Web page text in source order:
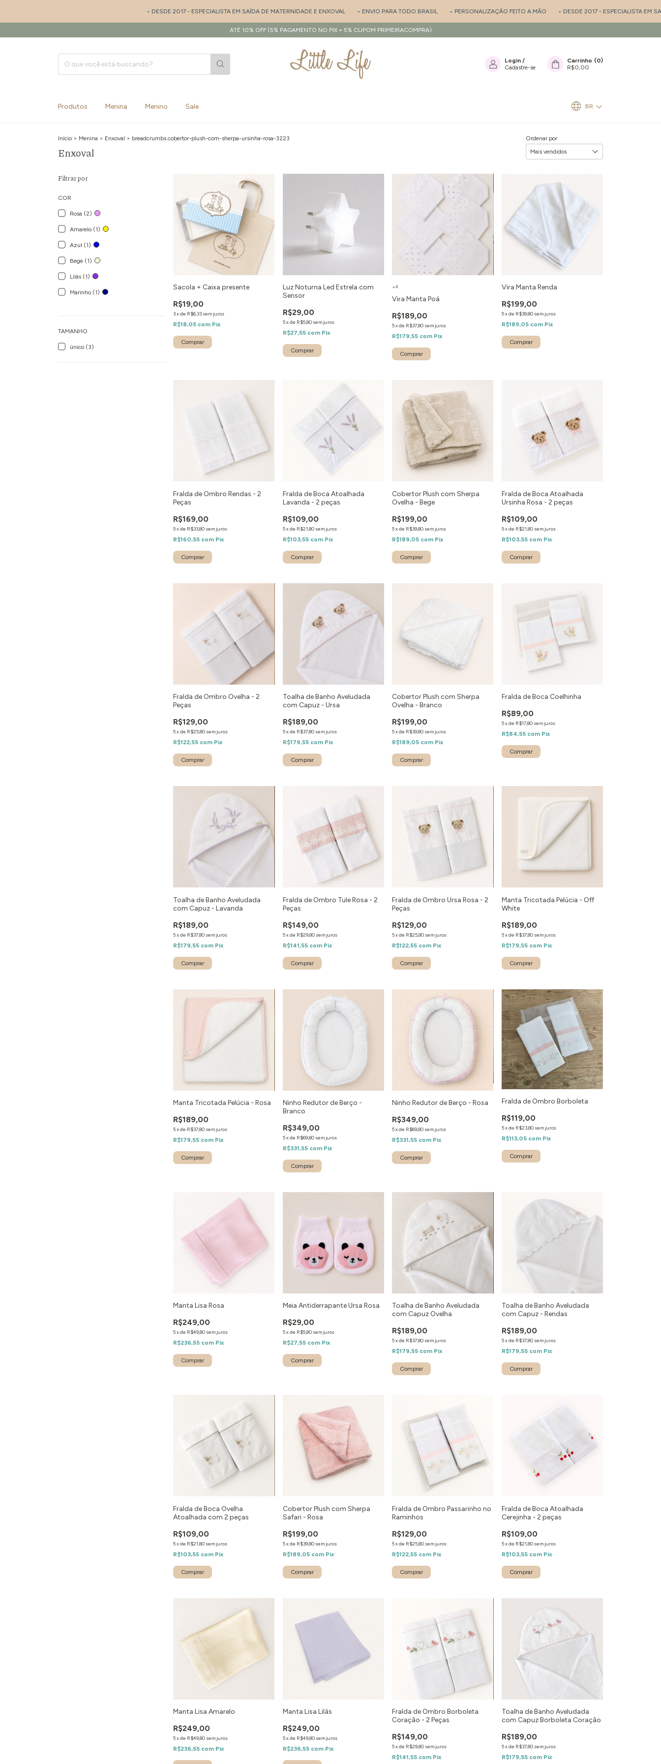
• DESDE 2017 - ESPECIALISTA EM SAÍDA DE MATERNIDADE E ENXOVAL • ENVIO PARA TODO BRASIL • PERSONALIZAÇÃO FEITO A MÃO • DESDE 2017 - ESPECIALISTA EM SAÍDA DE
ATÉ 10% OFF (5% PAGAMENTO NO PIX + 5% CUPOM PRIMEIRACOMPRA)
Login /
Cadastre-se
Carrinho (0)
R$0,00
Produtos Menina Menino Sale BR
Início > Menina > Enxoval > breadcrumbs.cobertor-plush-com-sherpa-ursinha-rosa-3223
Enxoval
Ordenar por
Filtrar por
COR
Rosa (2)
Amarelo (1)
Azul (1)
Bege (1)
Lilás (1)
Marinho (1)
TAMANHO
único (3)
Sacola + Caixa presente
R$19,00
3xde R$6,33 sem juros
R$18,05 com Pix
Luz Noturna Led Estrela com
Sensor
R$29,00
5xde R$5,80 sem juros
R$27,55 com Pix
Vira Manta Poá
R$189,00
5xde R$37,80 sem juros
R$179,55 com Pix
+4
Comprar
Vira Manta Renda
R$199,00
5xde R$39,80 sem juros
R$189,05 com Pix
Fralda de Ombro Rendas - 2
Peças
R$169,00
5xde R$33,80 sem juros
R$160,55 com Pix
Fralda de Boca Atoalhada
Lavanda - 2 peças
R$109,00
5xde R$21,80 sem juros
R$103,55 com Pix
Cobertor Plush com Sherpa
Ovelha - Bege
R$199,00
5xde R$39,80 sem juros
R$189,05 com Pix
Fralda de Boca Atoalhada
Ursinha Rosa - 2 peças
R$109,00
5xde R$21,80 sem juros
R$103,55 com Pix
Fralda de Ombro Ovelha - 2
Peças
R$129,00
5xde R$25,80 sem juros
R$122,55 com Pix
Toalha de Banho Aveludada
com Capuz - Ursa
R$189,00
5xde R$37,80 sem juros
R$179,55 com Pix
Cobertor Plush com Sherpa
Ovelha - Branco
R$199,00
5xde R$39,80 sem juros
R$189,05 com Pix
Fralda de Boca Coelhinha
R$89,00
5xde R$17,80 sem juros
R$84,55 com Pix
Toalha de Banho Aveludada
com Capuz - Lavanda
R$189,00
5xde R$37,80 sem juros
R$179,55 com Pix
Fralda de Ombro Tule Rosa - 2
Peças
R$149,00
5xde R$29,80 sem juros
R$141,55 com Pix
Fralda de Ombro Ursa Rosa - 2
Peças
R$129,00
5xde R$25,80 sem juros
R$122,55 com Pix
Manta Tricotada Pelúcia - Off
White
R$189,00
5xde R$37,80 sem juros
R$179,55 com Pix
Manta Tricotada Pelúcia - Rosa
R$189,00
5xde R$37,80 sem juros
R$179,55 com Pix
Ninho Redutor de Berço -
Branco
R$349,00
5xde R$69,80 sem juros
R$331,55 com Pix
Ninho Redutor de Berço - Rosa
R$349,00
5xde R$69,80 sem juros
R$331,55 com Pix
Fralda de Ombro Borboleta
R$119,00
5xde R$23,80 sem juros
R$113,05 com Pix
Manta Lisa Rosa
R$249,00
5xde R$49,80 sem juros
R$236,55 com Pix
Comprar
Meia Antiderrapante Ursa Rosa
R$29,00
5xde R$5,80 sem juros
R$27,55 com Pix
Toalha de Banho Aveludada
com Capuz Ovelha
R$189,00
5xde R$37,80 sem juros
R$179,55 com Pix
Toalha de Banho Aveludada
com Capuz - Rendas
R$189,00
5xde R$37,80 sem juros
R$179,55 com Pix
Fralda de Boca Ovelha
Atoalhada com 2 peças
R$109,00
5xde R$21,80 sem juros
R$103,55 com Pix
Cobertor Plush com Sherpa
Safari - Rosa
R$199,00
5xde R$39,80 sem juros
R$189,05 com Pix
Fralda de Ombro Passarinho no
Raminhos
R$129,00
5xde R$25,80 sem juros
R$122,55 com Pix
Fralda de Boca Atoalhada
Cerejinha - 2 peças
R$109,00
5xde R$21,80 sem juros
R$103,55 com Pix
Manta Lisa Amarelo
R$249,00
5xde R$49,80 sem juros
R$236,55 com Pix
Manta Lisa Lilás
R$249,00
5xde R$49,80 sem juros
R$236,55 com Pix
Fralda de Ombro Borboleta
Coração - 2 Peças
R$149,00
5xde R$29,80 sem juros
R$141,55 com Pix
Toalha de Banho Aveludada
com Capuz Borboleta Coração
R$189,00
5xde R$37,80 sem juros
R$179,55 com Pix